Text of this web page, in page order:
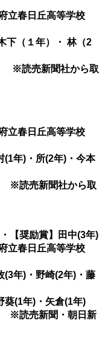
立春日丘高等学校
下（１年）・ 林（2
※読売新聞社から取
立春日丘高等学校
年)・所(2年)・今本
※読売新聞社から取
【奨励賞】田中(3年)
立春日丘高等学校
年)・野崎(2年)・藤
(1年)・矢倉(1年)
※読売新聞・朝日新